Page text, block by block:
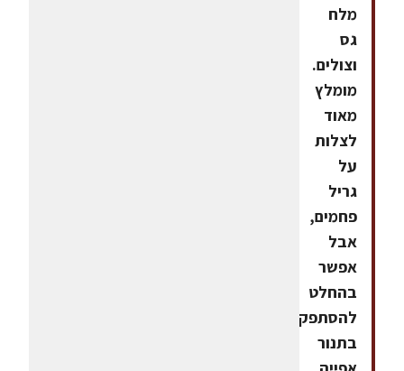
מלח
גס
וצולים.
מומלץ
מאוד
לצלות
על
גריל
פחמים,
אבל
אפשר
בהחלט
להסתפק
בתנור